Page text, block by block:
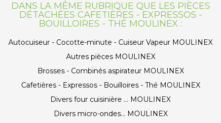
DANS LA MÊME RUBRIQUE QUE LES PIÈCES
DÉTACHÉES CAFETIÈRES - EXPRESSOS -
BOUILLOIRES - THÉ MOULINEX :
Autocuiseur - Cocotte-minute - Cuiseur Vapeur MOULINEX
Autres pièces MOULINEX
Brosses - Combinés aspirateur MOULINEX
Cafetières - Expressos - Bouilloires - Thé MOULINEX
Divers four cuisinière ... MOULINEX
Divers micro-ondes... MOULINEX